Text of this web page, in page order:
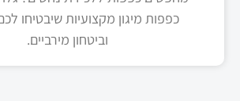
כפפות מיגון מקצועיות שיבטיחו
וביטחון מירביים.